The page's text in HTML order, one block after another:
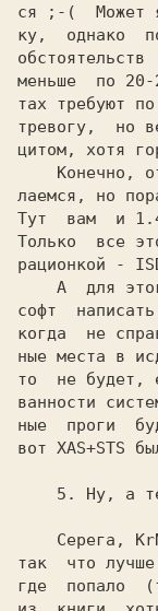
ся ;-(  Может
ку,  однако
меньше  по
тах требуют
тревогу,  но
цитом, хотя
лаемся, но
Тут  вам  и
Только  все
рационкой -
софт
когда  не
ные места в
то  не будет,
ванности
ные  проги
вот XAS+STS
так  что
где  попало